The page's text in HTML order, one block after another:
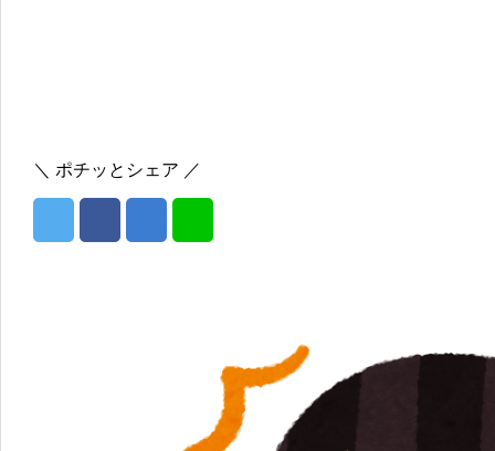
＼ ポチッとシェア ／